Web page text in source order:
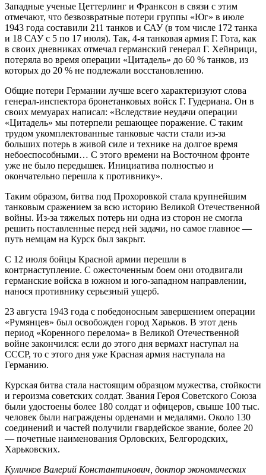
Западные ученые Цеттерлинг и Франксон в связи с этим
отмечают, что безвозвратные потери группы «Юг» в июле
1943 года составили 211 танков и САУ (в том числе 172 танка
и 18 САУ с 5 по 17 июля). Так, 4-я танковая армия Г. Гота, как
в своих дневниках отмечал германский генерал Г. Хейнрици,
потеряла во время операции «Цитадель» до 60 % танков, из
которых до 20 % не подлежали восстановлению.
Общие потери Германии лучше всего характеризуют слова
генерал-инспектора бронетанковых войск Г. Гудериана. Он в
своих мемуарах написал: «Вследствие неудачи операции
«Цитадель» мы потерпели решающее поражение. С таким
трудом укомплектованные танковые части стали из-за
больших потерь в живой силе и технике на долгое время
небоеспособными… С этого времени на Восточном фронте
уже не было передышек. Инициатива полностью и
окончательно перешла к противнику».
Таким образом, битва под Прохоровкой стала крупнейшим
танковым сражением за всю историю Великой Отечественной
войны. Из-за тяжелых потерь ни одна из сторон не смогла
решить поставленные перед ней задачи, но самое главное —
путь немцам на Курск был закрыт.
С 12 июля бойцы Красной армии перешли в
контрнаступление. С ожесточенным боем они отодвигали
германские войска в южном и юго-западном направлении,
нанося противнику серьезный ущерб.
23 августа 1943 года с победоносным завершением операции
«Румянцев» был освобожден город Харьков. В этот день
период «Коренного перелома» в Великой Отечественной
войне закончился: если до этого дня вермахт наступал на
СССР, то с этого дня уже Красная армия наступала на
Германию.
Курская битва стала настоящим образцом мужества, стойкости
и героизма советских солдат. Звания Героя Советского Союза
были удостоены более 180 солдат и офицеров, свыше 100 тыс.
человек были награждены орденами и медалями. Около 130
соединений и частей получили гвардейское звание, более 20
— почетные наименования Орловских, Белгородских,
Харьковских.
Куличков Валерий Константинович, доктор экономических